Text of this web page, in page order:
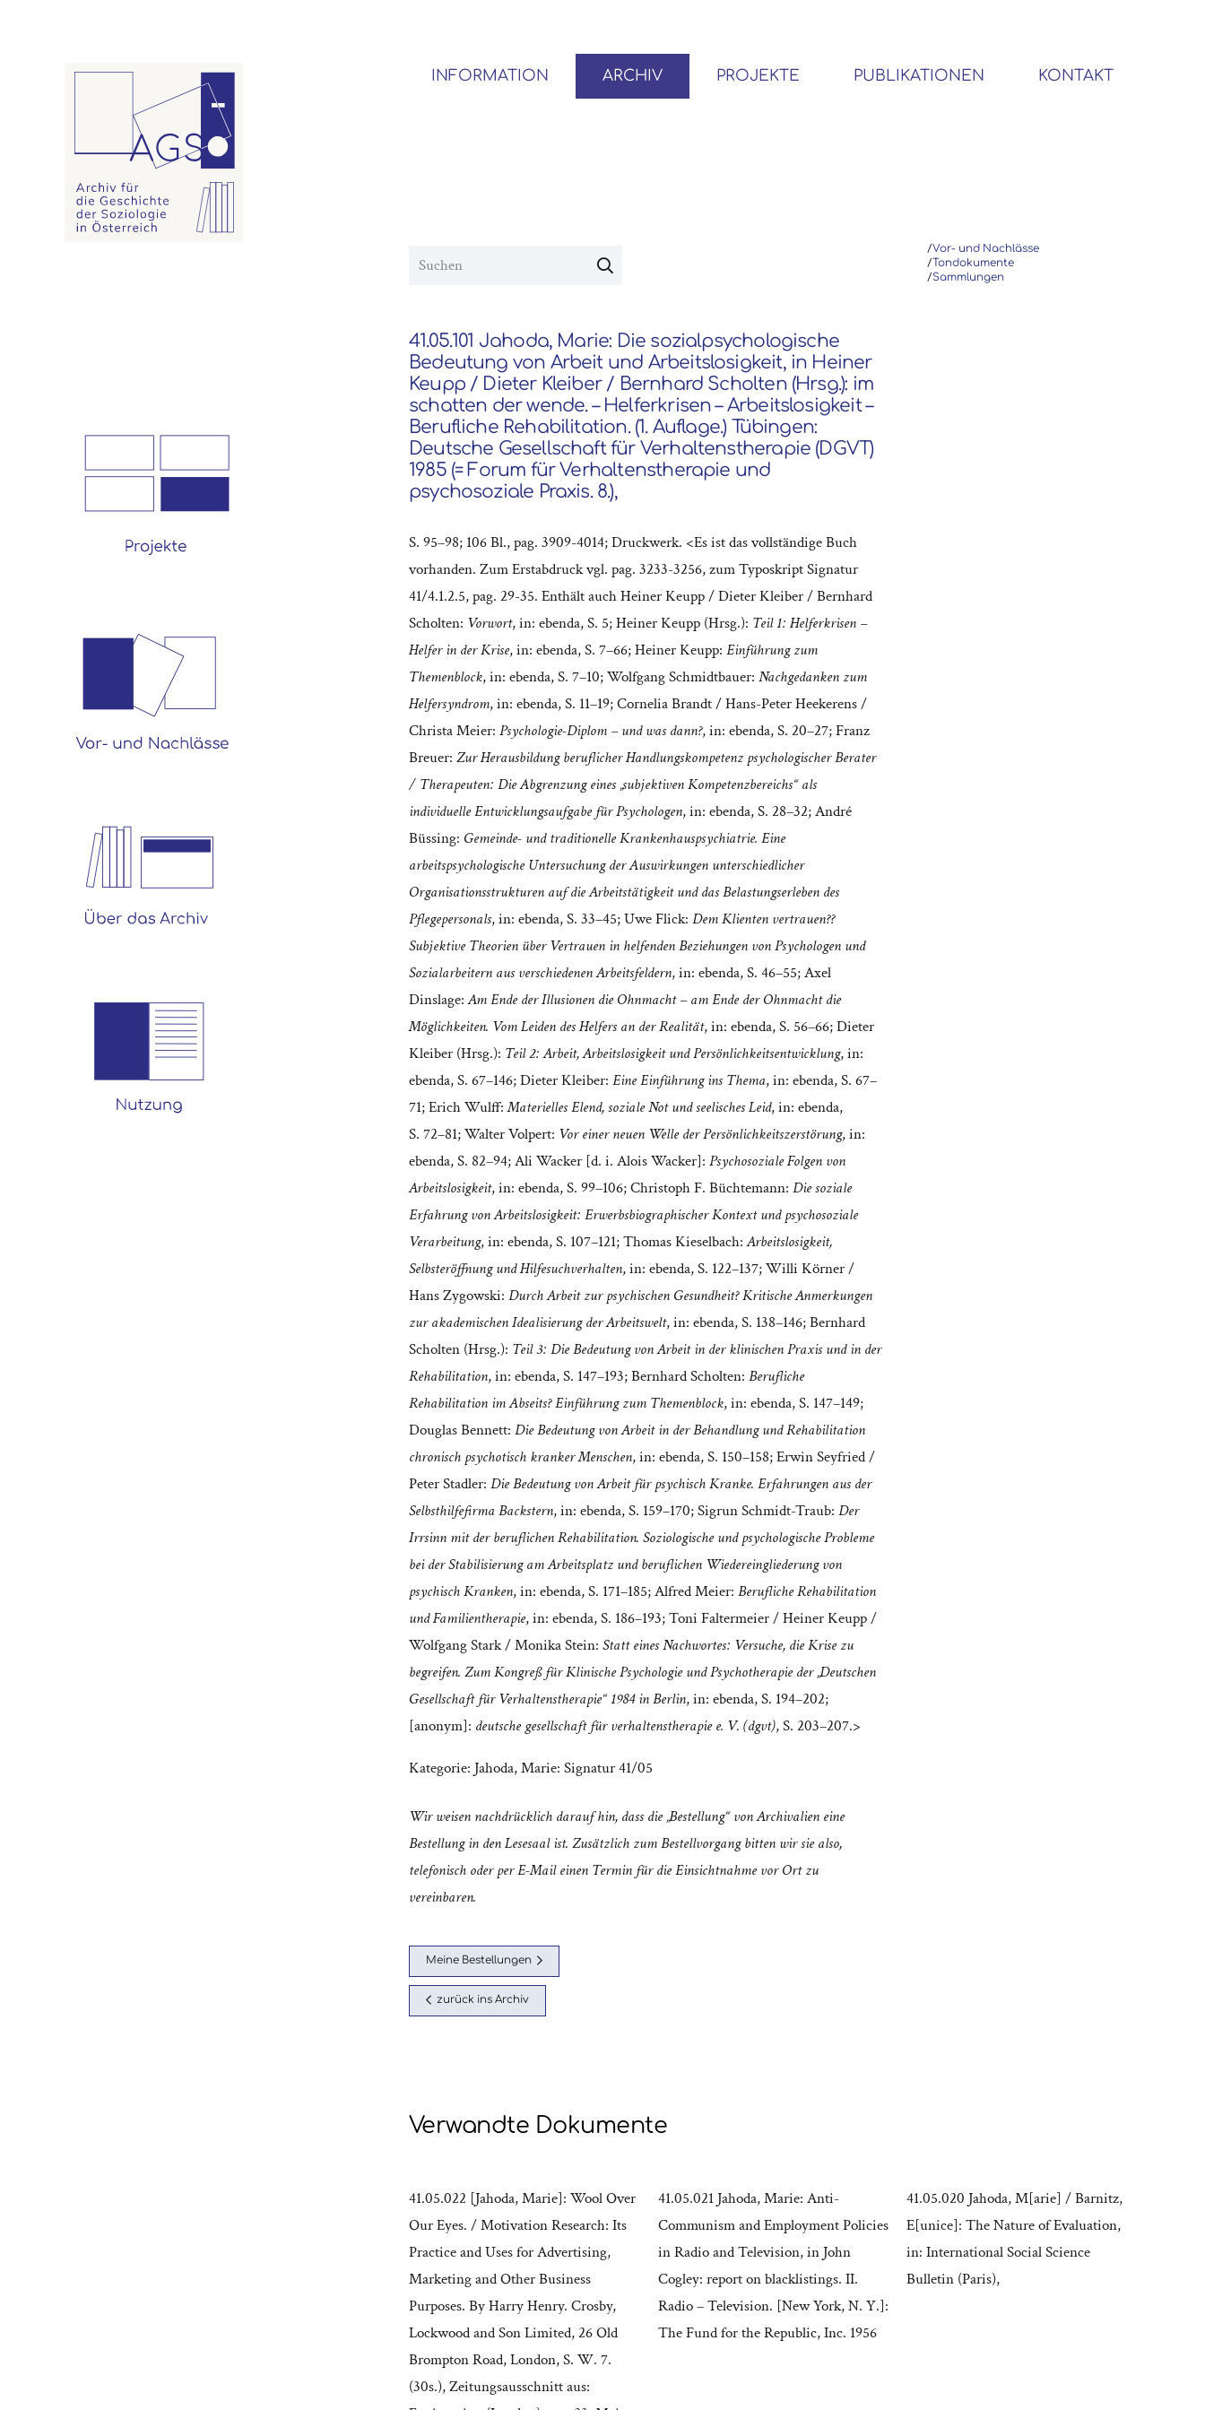
INFORMATION ARCHIV PROJEKTE PUBLIKATIONEN KONTAKT
/Vor- und Nachlässe
/Tondokumente
/Sammlungen
41.05.101 Jahoda, Marie: Die sozialpsychologische
Bedeutung von Arbeit und Arbeitslosigkeit, in Heiner
Keupp / Dieter Kleiber / Bernhard Scholten (Hrsg.): im
schatten der wende. – Helferkrisen – Arbeitslosigkeit –
Berufliche Rehabilitation. (1. Auflage.) Tübingen:
Deutsche Gesellschaft für Verhaltenstherapie (DGVT)
1985 (= Forum für Verhaltenstherapie und
psychosoziale Praxis. 8.),
S. 95–98; 106 Bl., pag. 3909-4014; Druckwerk. <Es ist das vollständige Buch
vorhanden. Zum Erstabdruck vgl. pag. 3233-3256, zum Typoskript Signatur
41/4.1.2.5, pag. 29-35. Enthält auch Heiner Keupp / Dieter Kleiber / Bernhard
Scholten: Vorwort, in: ebenda, S. 5; Heiner Keupp (Hrsg.): Teil 1: Helferkrisen –
Helfer in der Krise, in: ebenda, S. 7–66; Heiner Keupp: Einführung zum
Themenblock, in: ebenda, S. 7–10; Wolfgang Schmidtbauer: Nachgedanken zum
Helfersyndrom, in: ebenda, S. 11–19; Cornelia Brandt / Hans-Peter Heekerens /
Christa Meier: Psychologie-Diplom – und was dann?, in: ebenda, S. 20–27; Franz
Breuer: Zur Herausbildung beruflicher Handlungskompetenz psychologischer Berater
/ Therapeuten: Die Abgrenzung eines „subjektiven Kompetenzbereichs“ als
individuelle Entwicklungsaufgabe für Psychologen, in: ebenda, S. 28–32; André
Büssing: Gemeinde- und traditionelle Krankenhauspsychiatrie. Eine
arbeitspsychologische Untersuchung der Auswirkungen unterschiedlicher
Organisationsstrukturen auf die Arbeitstätigkeit und das Belastungserleben des
Pflegepersonals, in: ebenda, S. 33–45; Uwe Flick: Dem Klienten vertrauen??
Subjektive Theorien über Vertrauen in helfenden Beziehungen von Psychologen und
Sozialarbeitern aus verschiedenen Arbeitsfeldern, in: ebenda, S. 46–55; Axel
Dinslage:Am Ende der Illusionen die Ohnmacht – am Ende der Ohnmacht die
Möglichkeiten. Vom Leiden des Helfers an der Realität, in: ebenda, S. 56–66; Dieter
Kleiber (Hrsg.): Teil 2: Arbeit, Arbeitslosigkeit und Persönlichkeitsentwicklung, in:
ebenda, S. 67–146; Dieter Kleiber: Eine Einführung ins Thema, in: ebenda, S. 67–
71; Erich Wulff:Materielles Elend, soziale Not und seelisches Leid, in: ebenda,
S. 72–81; Walter Volpert: Vor einer neuen Welle der Persönlichkeitszerstörung, in:
ebenda, S. 82–94; Ali Wacker [d. i. Alois Wacker]: Psychosoziale Folgen von
Arbeitslosigkeit, in: ebenda, S. 99–106; Christoph F. Büchtemann: Die soziale
Erfahrung von Arbeitslosigkeit: Erwerbsbiographischer Kontext und psychosoziale
Verarbeitung, in: ebenda, S. 107–121; Thomas Kieselbach:Arbeitslosigkeit,
Selbsteröffnung und Hilfesuchverhalten, in: ebenda, S. 122–137; Willi Körner /
Hans Zygowski: Durch Arbeit zur psychischen Gesundheit? Kritische Anmerkungen
zur akademischen Idealisierung der Arbeitswelt, in: ebenda, S. 138–146; Bernhard
Scholten (Hrsg.): Teil 3: Die Bedeutung von Arbeit in der klinischen Praxis und in der
Rehabilitation, in: ebenda, S. 147–193; Bernhard Scholten: Berufliche
Rehabilitation im Abseits? Einführung zum Themenblock, in: ebenda, S. 147–149;
Douglas Bennett: Die Bedeutung von Arbeit in der Behandlung und Rehabilitation
chronisch psychotisch kranker Menschen, in: ebenda, S. 150–158; Erwin Seyfried /
Peter Stadler: Die Bedeutung von Arbeit für psychisch Kranke. Erfahrungen aus der
Selbsthilfefirma Backstern, in: ebenda, S. 159–170; Sigrun Schmidt-Traub: Der
Irrsinn mit der beruflichen Rehabilitation. Soziologische und psychologische Probleme
bei der Stabilisierung am Arbeitsplatz und beruflichen Wiedereingliederung von
psychisch Kranken, in: ebenda, S. 171–185; Alfred Meier: Berufliche Rehabilitation
und Familientherapie, in: ebenda, S. 186–193; Toni Faltermeier / Heiner Keupp /
Wolfgang Stark / Monika Stein: Statt eines Nachwortes: Versuche, die Krise zu
begreifen. Zum Kongreß für Klinische Psychologie und Psychotherapie der „Deutschen
Gesellschaft für Verhaltenstherapie“ 1984 in Berlin, in: ebenda, S. 194–202;
[anonym]: deutsche gesellschaft für verhaltenstherapie e. V. (dgvt), S. 203–207.>
Kategorie: Jahoda, Marie: Signatur 41/05
Wir weisen nachdrücklich darauf hin, dass die „Bestellung“ von Archivalien eine
Bestellung in den Lesesaal ist. Zusätzlich zum Bestellvorgang bitten wir sie also,
telefonisch oder per E-Mail einen Termin für die Einsichtnahme vor Ort zu
vereinbaren.
Meine Bestellungen
zurück ins Archiv
Verwandte Dokumente
41.05.022 [Jahoda, Marie]: Wool Over
Our Eyes. / Motivation Research: Its
Practice and Uses for Advertising,
Marketing and Other Business
Purposes. By Harry Henry. Crosby,
Lockwood and Son Limited, 26 Old
Brompton Road, London, S. W. 7.
(30s.), Zeitungsausschnitt aus:
41.05.021 Jahoda, Marie: Anti-
Communism and Employment Policies
in Radio and Television, in John
Cogley: report on blacklistings. II.
Radio – Television. [New York, N. Y.]:
The Fund for the Republic, Inc. 1956
41.05.020 Jahoda, M[arie] / Barnitz,
E[unice]: The Nature of Evaluation,
in: International Social Science
Bulletin (Paris),